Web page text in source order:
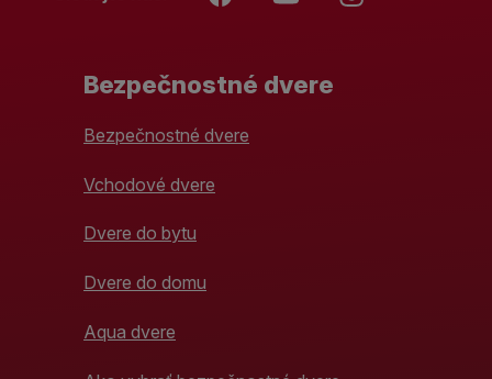
Bezpečnostné dvere
Bezpečnostné dvere
Vchodové dvere
Dvere do bytu
Dvere do domu
Aqua dvere